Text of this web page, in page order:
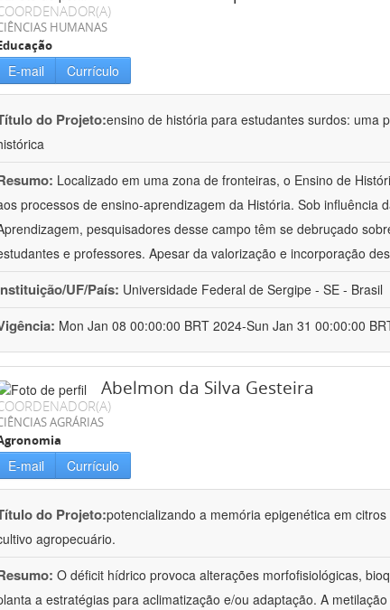
HUMANAS
E-mail Currículo
do Projeto:ensino de história para estudantes surdos: uma
Localizado em uma zona de fronteiras, o Ensino de
processos de ensino-aprendizagem da História. Sob influência
pesquisadores desse campo têm se debruçado
e professores. Apesar da valorização e incorporação
UF/País: Universidade Federal de Sergipe - SE - Brasil
Mon Jan 08 00:00:00 BRT 2024-Sun Jan 31 00:00:00
Abelmon da Silva Gesteira
AGRÁRIAS
E-mail Currículo
do Projeto:potencializando a memória epigenética em
agropecuário.
O déficit hídrico provoca alterações morfofisiológicas,
a estratégias para aclimatização e/ou adaptação. A